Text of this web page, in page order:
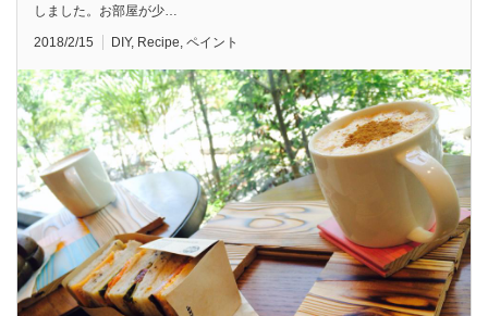
しました。お部屋が少…
2018/2/15 DIY, Recipe, ペイント